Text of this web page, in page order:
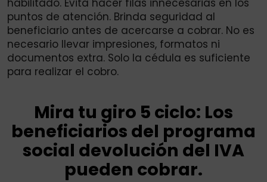
puntos de atención. Brinda seguridad al
beneficiario antes de acercarse a cobrar. No es
necesario llevar impresiones, formatos ni
documentos extra. Solo la cédula es suficiente
para realizar el cobro.
Mira tu giro 5 ciclo: Los
beneficiarios del programa
social devolución del IVA
pueden cobrar.